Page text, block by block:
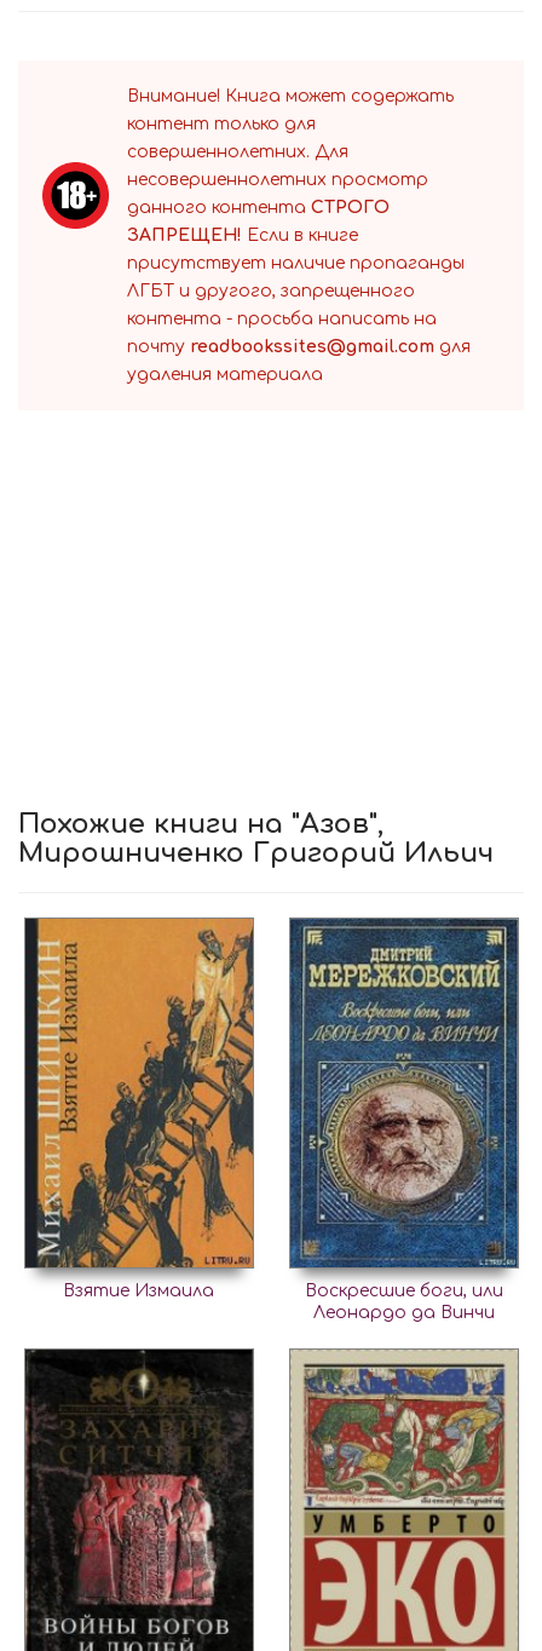
Внимание! Книга может содержать
контент только для
совершеннолетних. Для
несовершеннолетних просмотр
данного контента СТРОГО
ЗАПРЕЩЕН! Если в книге
присутствует наличие пропаганды
ЛГБТ и другого, запрещенного
контента - просьба написать на
почту readbookssites@gmail.com для
удаления материала
Похожие книги на "Азов",
Мирошниченко Григорий Ильич
Взятие Измаила
Воскресшие боги, или
Леонардо да Винчи